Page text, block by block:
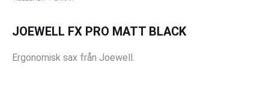
JOEWELL FX PRO MATT BLACK
Ergonomisk sax från Joewell.